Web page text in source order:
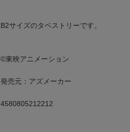
B2サイズのタペストリーです。
©東映アニメーション
発売元：アズメーカー
4580805212212